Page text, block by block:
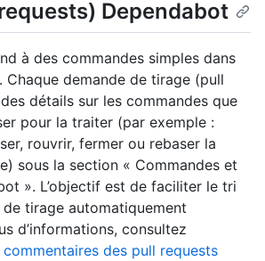
Dependabot
à des commandes simples dans
Chaque demande de tirage (pull
détails sur les commandes que
pour la traiter (par exemple :
rouvrir, fermer ou rebaser la
sous la section « Commandes et
». L’objectif est de faciliter le tri
tirage automatiquement
d’informations, consultez
des pull requests